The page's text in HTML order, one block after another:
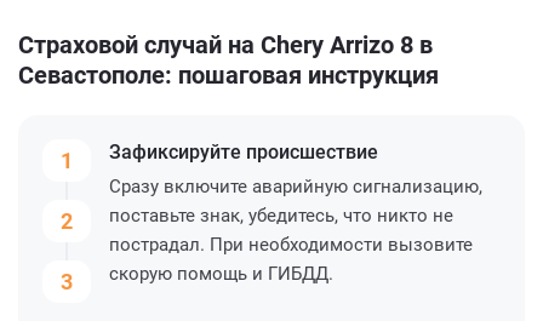
Страховой случай на Chery Arrizo 8 в
Севастополе: пошаговая инструкция
1
2
3
Зафиксируйте происшествие
Сразу включите аварийную сигнализацию,
поставьте знак, убедитесь, что никто не
пострадал. При необходимости вызовите
скорую помощь и ГИБДД.